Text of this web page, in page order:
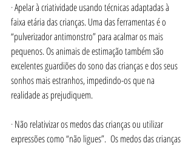
· Apelar à criatividade usando técnicas adaptadas à
faixa etária das crianças. Uma das ferramentas é o
“pulverizador antimonstro” para acalmar os mais
pequenos. Os animais de estimação também são
excelentes guardiões do sono das crianças e dos seus
sonhos mais estranhos, impedindo-os que na
realidade as prejudiquem.
· Não relativizar os medos das crianças ou utilizar
expressões como “não ligues”.  Os medos das crianças